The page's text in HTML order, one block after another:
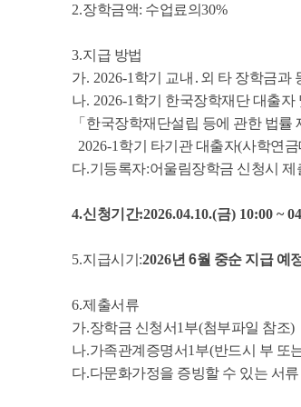
2.장학금액: 수업료의30%
3.지급 방법
가. 2026-1 학기 교내 ․ 외 타 장학금과
나. 2026-1 학기 한국장학재단 대출자
「 한국장학재단설립 등에 관한 법률
2026-1 학기 타기관 대출자(사학연
다.기등록자:어울림장학금 신청시
4.신청기간:2026.04.10.(금) 10:00 ~
5.지급시기 :2026년 6월 중순 지급 예
6.제출서류
가.장학금 신청서1 부(첨부파일 참조)
나.가족관계증명서1 부(반드시 부 또
다.다문화가정을 증빙할 수 있는 서류